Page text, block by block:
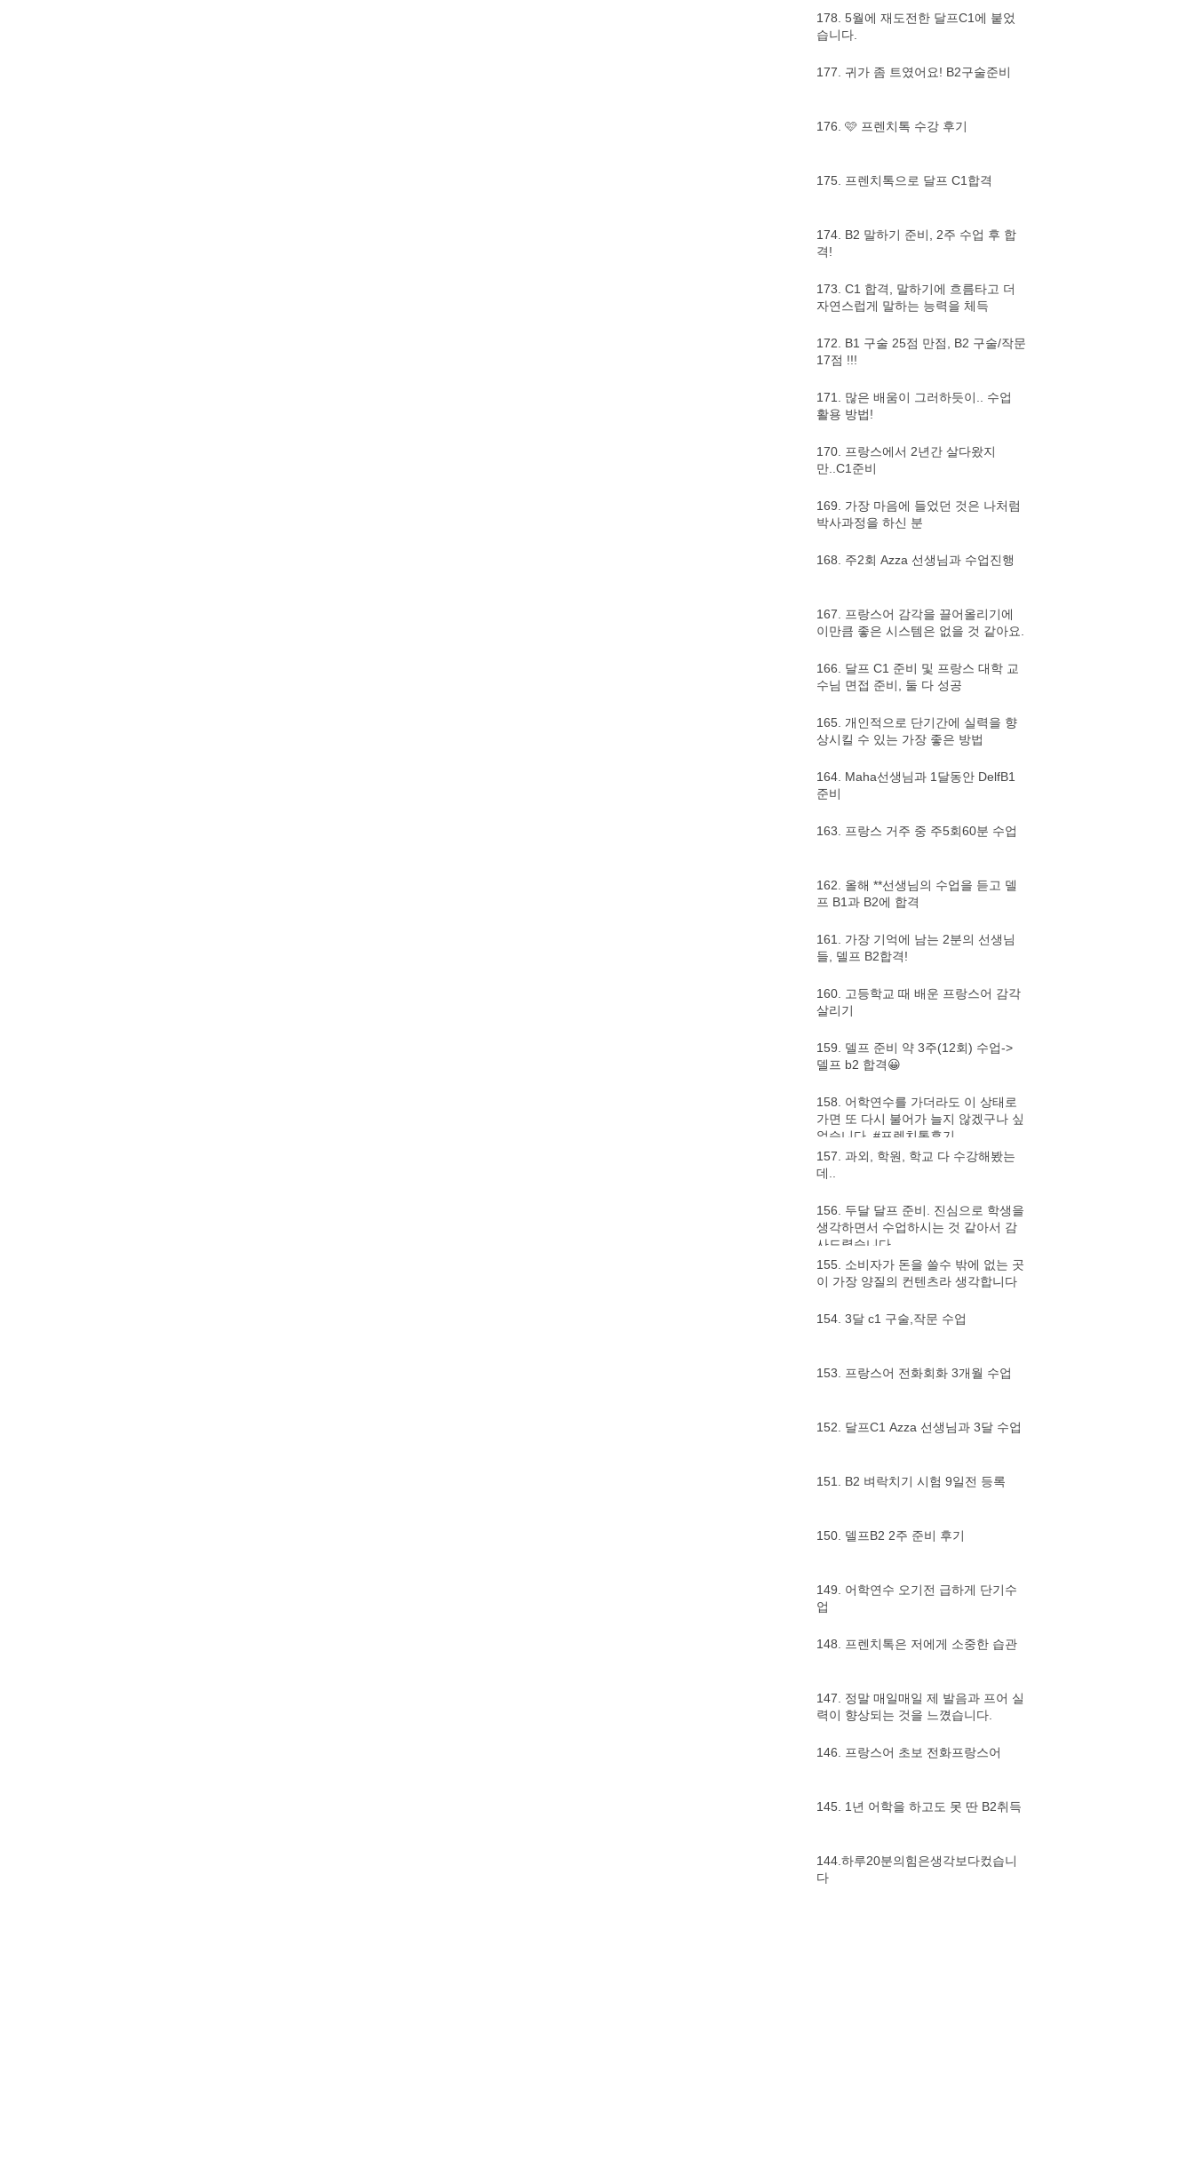
178. 5월에 재도전한 달프C1에 붙었
습니다.
177. 귀가 좀 트였어요! B2구술준비
176. 🩷 프렌치톡 수강 후기
175. 프렌치톡으로 달프 C1합격
174. B2 말하기 준비, 2주 수업 후 합
격!
173. C1 합격, 말하기에 흐름타고 더
자연스럽게 말하는 능력을 체득
172. B1 구술 25점 만점, B2 구술/작문
17점 !!!
171. 많은 배움이 그러하듯이.. 수업
활용 방법!
170. 프랑스에서 2년간 살다왔지
만..C1준비
169. 가장 마음에 들었던 것은 나처럼
박사과정을 하신 분
168. 주2회 Azza 선생님과 수업진행
167. 프랑스어 감각을 끌어올리기에
이만큼 좋은 시스템은 없을 것 같아요.
166. 달프 C1 준비 및 프랑스 대학 교
수님 면접 준비, 둘 다 성공
165. 개인적으로 단기간에 실력을 향
상시킬 수 있는 가장 좋은 방법
164. Maha선생님과 1달동안 DelfB1
준비
163. 프랑스 거주 중 주5회60분 수업
162. 올해 **선생님의 수업을 듣고 델
프 B1과 B2에 합격
161. 가장 기억에 남는 2분의 선생님
들, 델프 B2합격!
160. 고등학교 때 배운 프랑스어 감각
살리기
159. 델프 준비 약 3주(12회) 수업->
델프 b2 합격😀
158. 어학연수를 가더라도 이 상태로
가면 또 다시 불어가 늘지 않겠구나 싶
었습니다. #프렌치톡후기
157. 과외, 학원, 학교 다 수강해봤는
데..
156. 두달 달프 준비. 진심으로 학생을
생각하면서 수업하시는 것 같아서 감
사드렸습니다.
155. 소비자가 돈을 쓸수 밖에 없는 곳
이 가장 양질의 컨텐츠라 생각합니다
154. 3달 c1 구술,작문 수업
153. 프랑스어 전화회화 3개월 수업
152. 달프C1 Azza 선생님과 3달 수업
151. B2 벼락치기 시험 9일전 등록
150. 델프B2 2주 준비 후기
149. 어학연수 오기전 급하게 단기수
업
148. 프렌치톡은 저에게 소중한 습관
147. 정말 매일매일 제 발음과 프어 실
력이 향상되는 것을 느꼈습니다.
146. 프랑스어 초보 전화프랑스어
145. 1년 어학을 하고도 못 딴 B2취득
144.하루20분의힘은생각보다컸습니
다